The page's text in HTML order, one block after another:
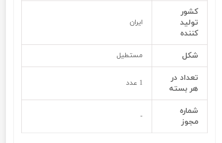
کشور
تولید
کننده
ایران
شکل مستطیل
تعداد در
هر بسته
1 عدد
شماره
مجوز
-